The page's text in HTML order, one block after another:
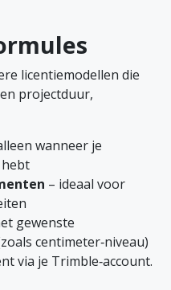
licentiemodellen die
projectduur,
wanneer je
– ideaal voor
gewenste
centimeter‑niveau)
via je Trimble‑account.